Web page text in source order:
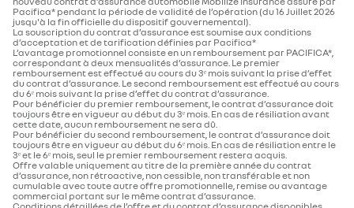
éventuels frais de remise en état.
en charge partiellement ou dans leur intégralité par l’assurance
automobile. Hors accident, en cas de dommages constatés sur le
véhicule lors de sa restitution, le professionnel peut vous facturer
les frais de remise en état.
Pacifica* pendant la période de validité de l’opération (du 16 Juillet 2026
jusqu'à la fin officielle du dispositif gouvernemental).
La souscription du contrat d’assurance est soumise aux conditions
d’acceptation et de tarification définies par Pacifica*
L’avantage promotionnel consiste en un remboursement par PACIFICA*,
correspondant à deux mensualités d’assurance. Le premier
remboursement est effectué au cours du 3ᵉ mois suivant la prise d’effet
du contrat d’assurance. Le second remboursement est effectué au cours
du 6ᵉ mois suivant la prise d’effet du contrat d’assurance.
Pour bénéficier du premier remboursement, le contrat d’assurance doit
toujours être en vigueur au début du 3ᵉ mois. En cas de résiliation avant
cette date, aucun remboursement ne sera dû.
Pour bénéficier du second remboursement, le contrat d’assurance doit
toujours être en vigueur au début du 6ᵉ mois. En cas de résiliation entre le
3ᵉ et le 6ᵉ mois, seul le premier remboursement restera acquis.
Offre valable uniquement au titre de la première année du contrat
d’assurance, non rétroactive, non cessible, non transférable et non
cumulable avec toute autre offre promotionnelle, remise ou avantage
commercial portant sur le même contrat d’assurance.